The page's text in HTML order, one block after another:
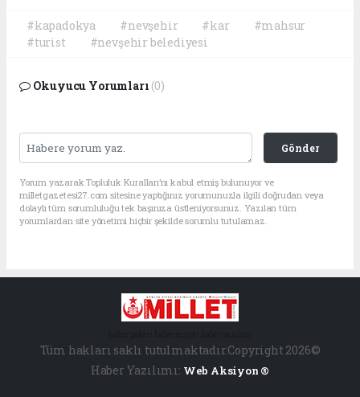
#kapadokya #nevşehir #kar
#mahsur
#turist
#nevşehir belediyesi
Okuyucu Yorumları (0)
Gönder
Yorum yazarak Topluluk Kuralları’nı kabul etmiş bulunuyor ve
milletgazetesi27.com sitesine yaptığınız yorumunuzla ilgili doğrudan veya
dolaylı tüm sorumluluğu tek başınıza üstleniyorsunuz. Yazılan tüm
yorumlardan site yönetimi hiçbir şekilde sorumlu tutulamaz.
Tüm hakları saklı tutulmaktadır.Copyright 2026©
Haber Yazılımı: Web Aksiyon ®